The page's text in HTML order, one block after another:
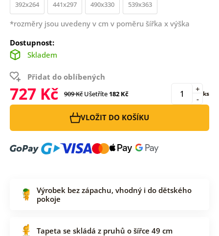
392x264 441x297 490x330 539x363
*rozměry jsou uvedeny v cm v poměru šířka x výška
Dostupnost:
Skladem
Přidat do oblíbených
727 Kč 909 Kč Ušetříte182 Kč -
+ ks
VLOŽIT DO KOŠÍKU
Výrobek bez zápachu, vhodný i do dětského
pokoje
Tapeta se skládá z pruhů o šířce 49 cm